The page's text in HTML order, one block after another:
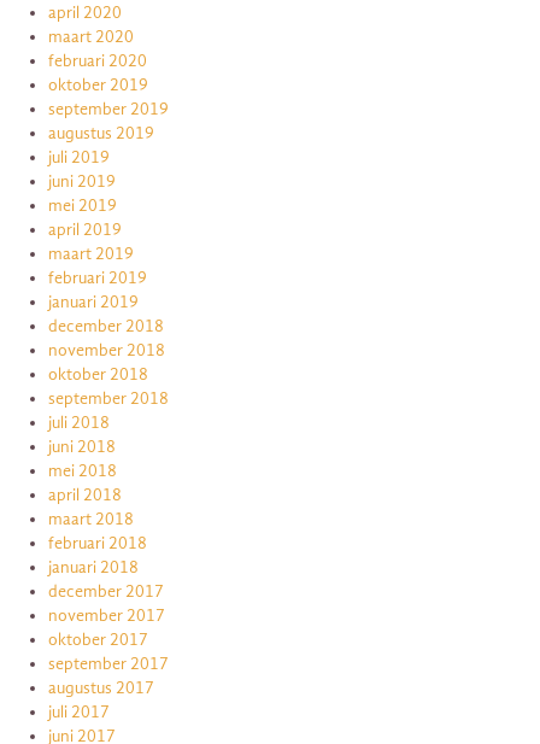
april 2020
maart 2020
februari 2020
oktober 2019
september 2019
augustus 2019
juli 2019
juni 2019
mei 2019
april 2019
maart 2019
februari 2019
januari 2019
december 2018
november 2018
oktober 2018
september 2018
juli 2018
juni 2018
mei 2018
april 2018
maart 2018
februari 2018
januari 2018
december 2017
november 2017
oktober 2017
september 2017
augustus 2017
juli 2017
juni 2017